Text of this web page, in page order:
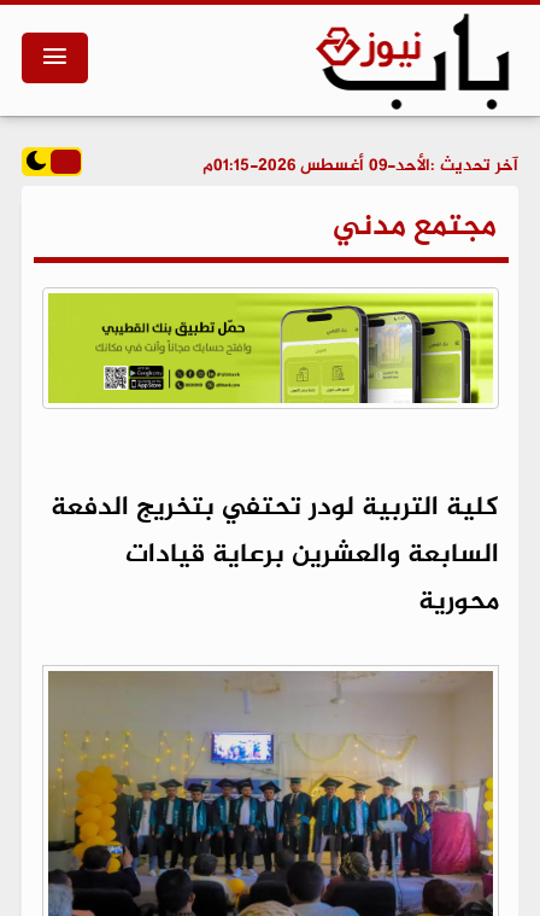
آخر تحديث :الأحد-09 أغسطس 2026-01:15م
مجتمع مدني
كلية التربية لودر تحتفي بتخريج الدفعة
السابعة والعشرين برعاية قيادات
محورية